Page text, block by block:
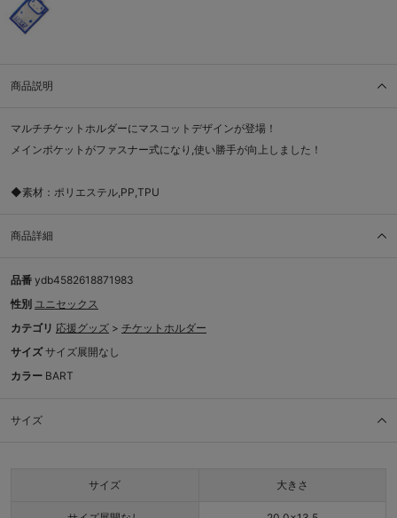
商品説明
マルチチケットホルダーにマスコットデザインが登場！
メインポケットがファスナー式になり,使い勝手が向上しました！
◆素材：ポリエステル,PP,TPU
商品詳細
品番 ydb4582618871983
性別 ユニセックス
カテゴリ 応援グッズ > チケットホルダー
サイズ サイズ展開なし
カラー BART
サイズ
サイズ 大きさ